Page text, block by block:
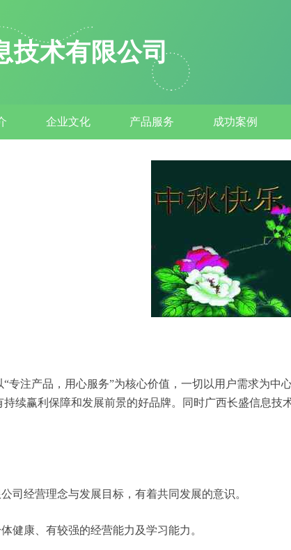
技术有限公司
企业文化 产品服务 成功案例
专注产品，用心服务”为核心价值，一切以用户需求为
续赢利保障和发展前景的好品牌。同时广西长盛信息
司经营理念与发展目标，有着共同发展的意识。
健康、有较强的经营能力及学习能力。